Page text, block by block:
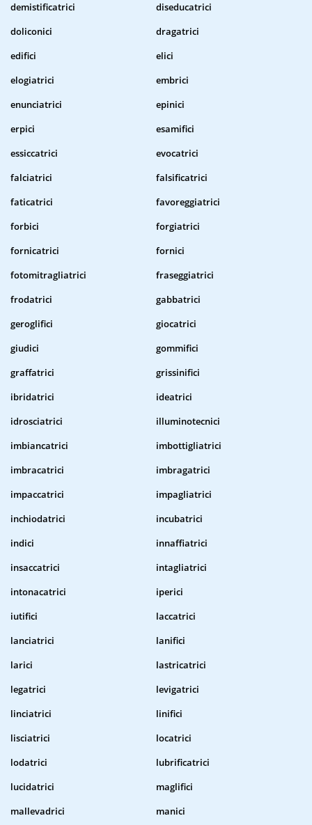
demistificatrici
diseducatrici
doliconici
dragatrici
edifici
elici
elogiatrici
embrici
enunciatrici
epinici
erpici
esamifici
essiccatrici
evocatrici
falciatrici
falsificatrici
faticatrici
favoreggiatrici
forbici
forgiatrici
fornicatrici
fornici
fotomitragliatrici
fraseggiatrici
frodatrici
gabbatrici
geroglifici
giocatrici
giudici
gommifici
graffatrici
grissinifici
ibridatrici
ideatrici
idrosciatrici
illuminotecnici
imbiancatrici
imbottigliatrici
imbracatrici
imbragatrici
impaccatrici
impagliatrici
inchiodatrici
incubatrici
indici
innaffiatrici
insaccatrici
intagliatrici
intonacatrici
iperici
iutifici
laccatrici
lanciatrici
lanifici
larici
lastricatrici
legatrici
levigatrici
linciatrici
linifici
lisciatrici
locatrici
lodatrici
lubrificatrici
lucidatrici
maglifici
mallevadrici
manici